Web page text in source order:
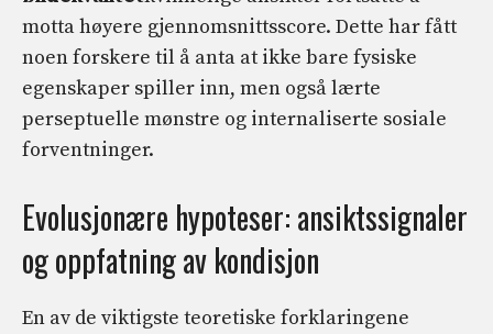
motta høyere gjennomsnittsscore. Dette har fått
noen forskere til å anta at ikke bare fysiske
egenskaper spiller inn, men også lærte
perseptuelle mønstre og internaliserte sosiale
forventninger.
Evolusjonære hypoteser: ansiktssignaler
og oppfatning av kondisjon
En av de viktigste teoretiske forklaringene